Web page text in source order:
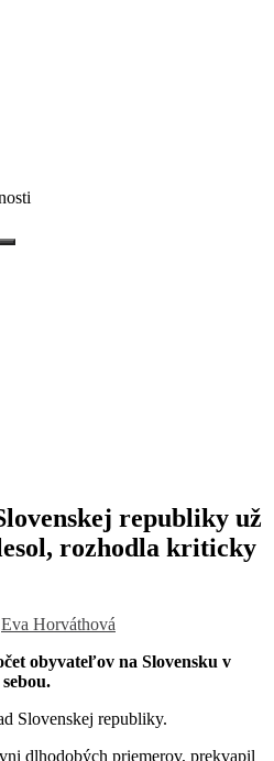
republiky už
rozhodla kriticky
Eva Horváthová
obyvateľov na Slovensku v
Slovenskej republiky.
dlhodobých priemerov, prekvapil